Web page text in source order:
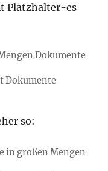
Platzhalter-es
Dokumente
Dokumente
so:
in großen Mengen